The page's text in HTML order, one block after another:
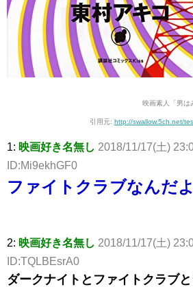
映画素人「男
引用元: http://swallow.5ch.net/
1: 映画好き名無し 2018/11/17(土)
ID:Mi9ekhGF0
ファイトクラブなんだ
2: 映画好き名無し 2018/11/17(土)
ID:TQLBEsrA0
ダークナイトとファイトクラブ